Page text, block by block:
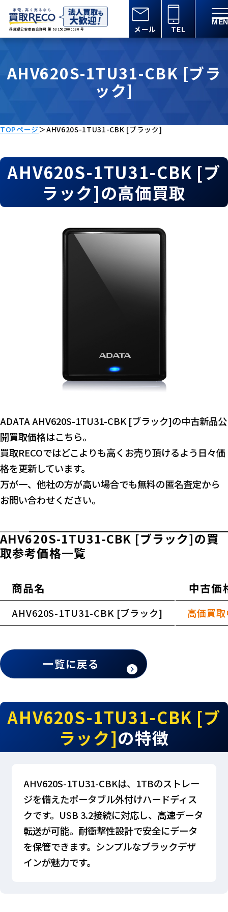
兵庫県公安委員会許可 第 631502000030 号 メール TEL
AHV620S-1TU31-CBK [ブラ
ック]
TOPページ＞AHV620S-1TU31-CBK [ブラック]
AHV620S-1TU31-CBK [ブ
ラック]の高価買取
ADATA AHV620S-1TU31-CBK [ブラック]の中古新品公
開買取価格はこちら。
買取RECOではどこよりも高くお売り頂けるよう日々価
格を更新しています。
万が一、他社の方が高い場合でも無料の匿名査定から
お問い合わせください。
AHV620S-1TU31-CBK [ブラック]の買
取参考価格一覧
商品名 中古価
AHV620S-1TU31-CBK [ブラック] 高価買
一覧に戻る
AHV620S-1TU31-CBK [ブ
ラック]の特徴
AHV620S-1TU31-CBKは、1TBのストレー
ジを備えたポータブル外付けハードディス
クです。USB 3.2接続に対応し、高速データ
転送が可能。耐衝撃性設計で安全にデータ
を保管できます。シンプルなブラックデザ
インが魅力です。